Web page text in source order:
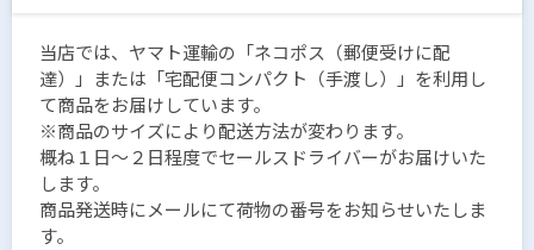
当店では、ヤマト運輸の「ネコポス（郵便受けに配
達）」または「宅配便コンパクト（手渡し）」を利用し
て商品をお届けしています。
※商品のサイズにより配送方法が変わります。
概ね１日〜２日程度でセールスドライバーがお届けいた
します。
商品発送時にメールにて荷物の番号をお知らせいたしま
す。